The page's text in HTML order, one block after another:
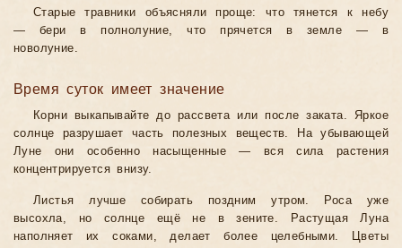
Старые травники объясняли проще: что тянется к небу
— бери в полнолуние, что прячется в земле — в
новолуние.
Время суток имеет значение
Корни выкапывайте до рассвета или после заката. Яркое
солнце разрушает часть полезных веществ. На убывающей
Луне они особенно насыщенные — вся сила растения
концентрируется внизу.
Листья лучше собирать поздним утром. Роса уже
высохла, но солнце ещё не в зените. Растущая Луна
наполняет их соками, делает более целебными. Цветы